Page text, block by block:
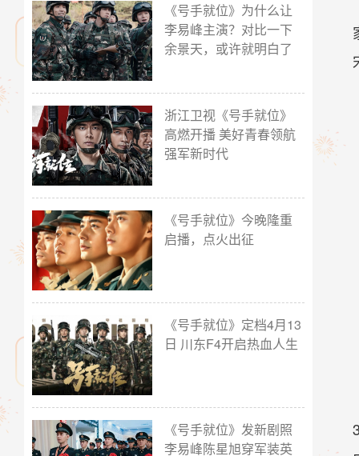
《号手就位》为什么让
李易峰主演？对比一下
余景天，或许就明白了
浙江卫视《号手就位》
高燃开播 美好青春领航
强军新时代
《号手就位》今晚隆重
启播，点火出征
《号手就位》定档4月13
日 川东F4开启热血人生
《号手就位》发新剧照
李易峰陈星旭穿军装英